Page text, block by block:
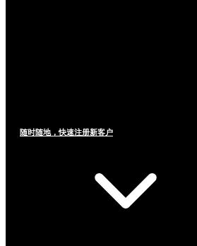
随时随地，快速注册新客户